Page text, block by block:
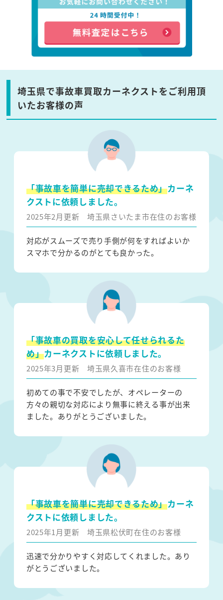
埼玉県で事故車買取カーネクストをご利用頂
いたお客様の声
「事故車を簡単に売却できるため」カーネ
クストに依頼しました。
2025年2月更新 埼玉県さいたま市在住のお客様
対応がスムーズで売り手側が何をすればよいか
スマホで分かるのがとても良かった。
「事故車の買取を安心して任せられるた
め」カーネクストに依頼しました。
2025年3月更新 埼玉県久喜市在住のお客様
初めての事で不安でしたが、オペレーターの
方々の親切な対応により無事に終える事が出来
ました。ありがとうございました。
「事故車を簡単に売却できるため」カーネ
クストに依頼しました。
2025年1月更新 埼玉県松伏町在住のお客様
迅速で分かりやすく対応してくれました。あり
がとうございました。